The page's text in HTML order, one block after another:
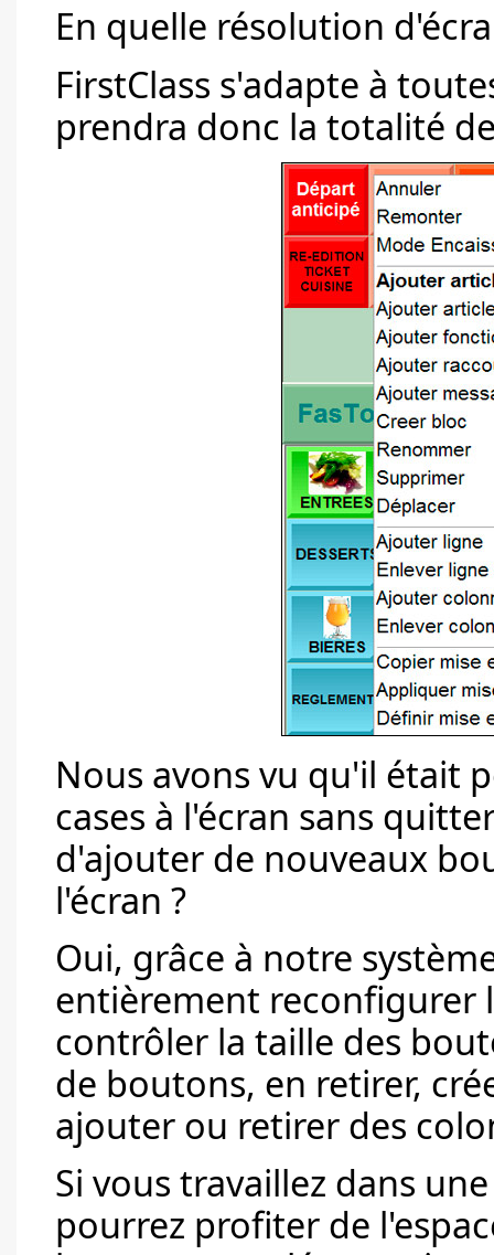
En quelle résolution
FirstClass s'adapte à
prendra donc la totalité
Nous avons vu qu'il était
cases à l'écran sans
d'ajouter de nouveaux
l'écran ?
Oui, grâce à notre
entièrement reconfigurer
contrôler la taille des
de boutons, en retirer,
ajouter ou retirer des
Si vous travaillez dans
pourrez profiter de